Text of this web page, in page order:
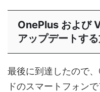
OnePlus および
アップデートす
最後に到達したので
ドのスマートフォン